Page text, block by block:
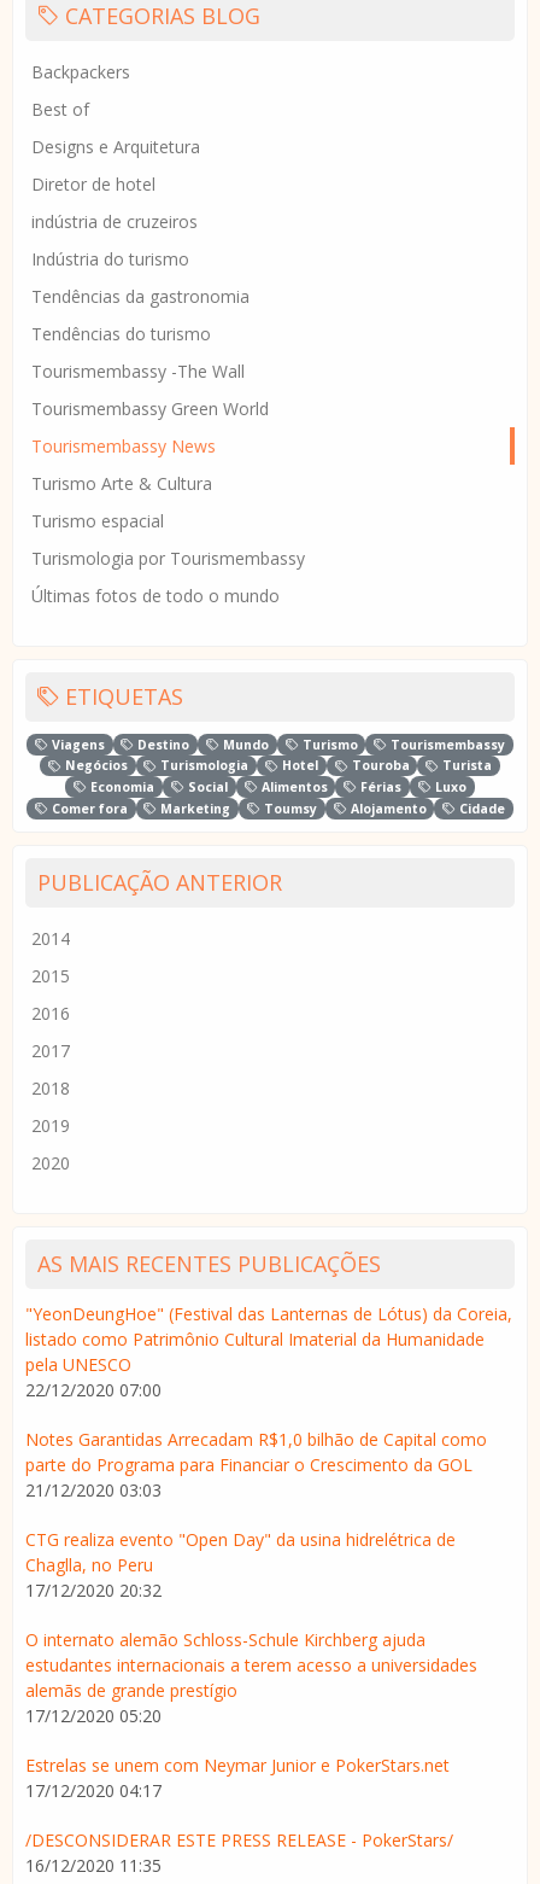
CATEGORIAS BLOG
Backpackers
Best of
Designs e Arquitetura
Diretor de hotel
indústria de cruzeiros
Indústria do turismo
Tendências da gastronomia
Tendências do turismo
Tourismembassy -The Wall
Tourismembassy Green World
Tourismembassy News
Turismo Arte & Cultura
Turismo espacial
Turismologia por Tourismembassy
Últimas fotos de todo o mundo
ETIQUETAS
Viagens Destino Mundo Turismo
Tourismembassy
Negócios
Turismologia Hotel Touroba
Turista
Economia
Social Alimentos Férias
Luxo
Comer fora
Marketing Toumsy Alojamento Cidade
PUBLICAÇÃO ANTERIOR
2014
2015
2016
2017
2018
2019
2020
AS MAIS RECENTES PUBLICAÇÕES
"YeonDeungHoe" (Festival das Lanternas de Lótus) da Coreia,
listado como Patrimônio Cultural Imaterial da Humanidade
pela UNESCO
22/12/2020 07:00
Notes Garantidas Arrecadam R$1,0 bilhão de Capital como
parte do Programa para Financiar o Crescimento da GOL
21/12/2020 03:03
CTG realiza evento "Open Day" da usina hidrelétrica de
Chaglla, no Peru
17/12/2020 20:32
O internato alemão Schloss-Schule Kirchberg ajuda
estudantes internacionais a terem acesso a universidades
alemãs de grande prestígio
17/12/2020 05:20
Estrelas se unem com Neymar Junior e PokerStars.net
17/12/2020 04:17
/DESCONSIDERAR ESTE PRESS RELEASE - PokerStars/
16/12/2020 11:35